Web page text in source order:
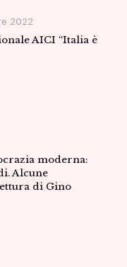
2022
AICI “Italia è
moderna:
Alcune
di Gino